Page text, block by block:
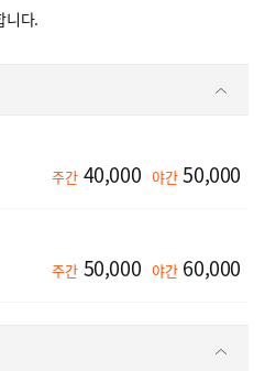
니다.
주간 40,000 야간 50,000
주간 50,000 야간 60,000